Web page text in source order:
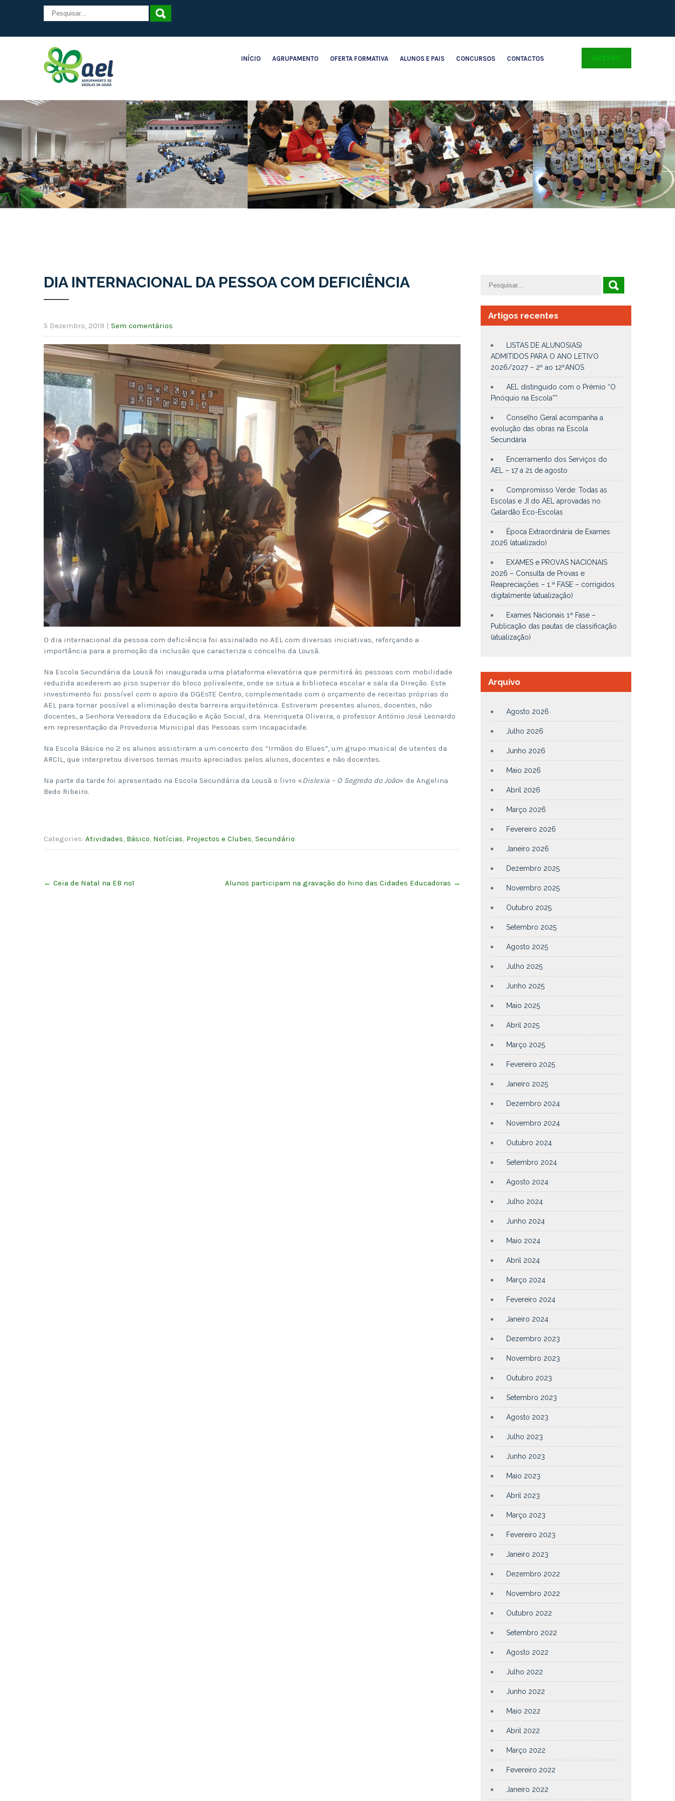
INÍCIO AGRUPAMENTO OFERTA FORMATIVA ALUNOS E PAIS CONCURSOS CONTACTOS ACESSO
DIA INTERNACIONAL DA PESSOA COM DEFICIÊNCIA
5 Dezembro, 2019 | Sem comentários
O dia internacional da pessoa com deficiência foi assinalado no AEL com diversas iniciativas, reforçando a
importância para a promoção da inclusão que caracteriza o concelho da Lousã.
Na Escola Secundária da Lousã foi inaugurada uma plataforma elevatória que permitirá às pessoas com mobilidade
reduzida acederem ao piso superior do bloco polivalente, onde se situa a biblioteca escolar e sala da Direção. Este
investimento foi possível com o apoio da DGEsTE Centro, complementado com o orçamento de receitas próprias do
AEL para tornar possível a eliminação desta barreira arquitetónica. Estiveram presentes alunos, docentes, não
docentes, a Senhora Vereadora da Educação e Ação Social, dra. Henriqueta Oliveira, o professor António José Leonardo
em representação da Provedoria Municipal das Pessoas com Incapacidade.
Na Escola Básica nº 2 os alunos assistiram a um concerto dos “Irmãos do Blues”, um grupo musical de utentes da
ARCIL, que interpretou diversos temas muito apreciados pelos alunos, docentes e não docentes.
Na parte da tarde foi apresentado na Escola Secundária da Lousã o livro «Dislexia – O Segredo do João» de Angelina
Bedo Ribeiro.
Categories: Atividades, Básico, Notícias, Projectos e Clubes, Secundário
navigation
← Ceia de Natal na EB nº1 Alunos participam na gravação do hino das Cidades Educadoras →
Artigos recentes
LISTAS DE ALUNOS(AS)
ADMITIDOS PARA O ANO LETIVO
2026/2027 – 2º ao 12ºANOS
AEL distinguido com o Prémio “O
Pinóquio na Escola””
Conselho Geral acompanha a
evolução das obras na Escola
Secundária
Encerramento dos Serviços do
AEL – 17 a 21 de agosto
Compromisso Verde: Todas as
Escolas e JI do AEL aprovadas no
Galardão Eco-Escolas
Época Extraordinária de Exames
2026 (atualizado)
EXAMES e PROVAS NACIONAIS
2026 – Consulta de Provas e
Reapreciações – 1.ª FASE – corrigidos
digitalmente (atualização)
Exames Nacionais 1ª Fase –
Publicação das pautas de classificação
(atualização)
Arquivo
Agosto 2026
Julho 2026
Junho 2026
Maio 2026
Abril 2026
Março 2026
Fevereiro 2026
Janeiro 2026
Dezembro 2025
Novembro 2025
Outubro 2025
Setembro 2025
Agosto 2025
Julho 2025
Junho 2025
Maio 2025
Abril 2025
Março 2025
Fevereiro 2025
Janeiro 2025
Dezembro 2024
Novembro 2024
Outubro 2024
Setembro 2024
Agosto 2024
Julho 2024
Junho 2024
Maio 2024
Abril 2024
Março 2024
Fevereiro 2024
Janeiro 2024
Dezembro 2023
Novembro 2023
Outubro 2023
Setembro 2023
Agosto 2023
Julho 2023
Junho 2023
Maio 2023
Abril 2023
Março 2023
Fevereiro 2023
Janeiro 2023
Dezembro 2022
Novembro 2022
Outubro 2022
Setembro 2022
Agosto 2022
Julho 2022
Junho 2022
Maio 2022
Abril 2022
Março 2022
Fevereiro 2022
Janeiro 2022